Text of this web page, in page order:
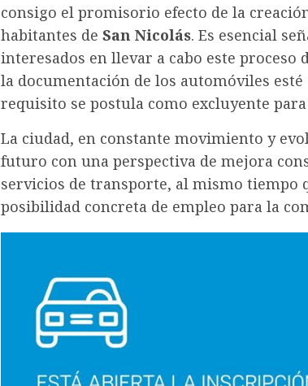
consigo el promisorio efecto de la
habitantes de San Nicolás. Es esencial
interesados en llevar a cabo este proceso
la documentación de los automóviles esté
requisito se postula como excluyente
La ciudad, en constante movimiento y
futuro con una perspectiva de mejora
servicios de transporte, al mismo tiempo
posibilidad concreta de empleo para la